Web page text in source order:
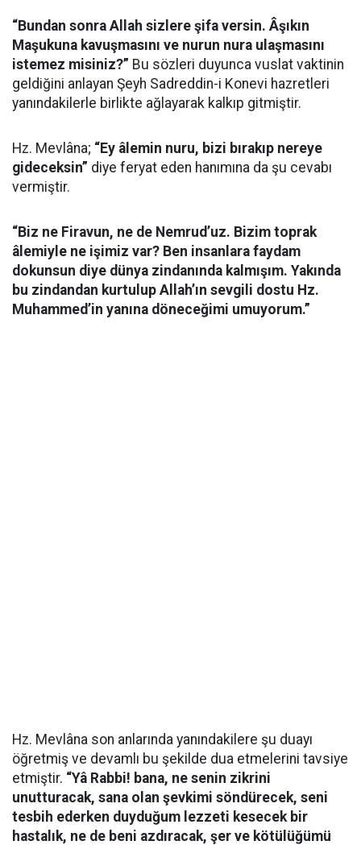
“Bundan sonra Allah sizlere şifa versin. Âşıkın
Maşukuna kavuşmasını ve nurun nura ulaşmasını
istemez misiniz?” Bu sözleri duyunca vuslat vaktinin
geldiğini anlayan Şeyh Sadreddin-i Konevi hazretleri
yanındakilerle birlikte ağlayarak kalkıp gitmiştir.
Hz. Mevlâna; “Ey âlemin nuru, bizi bırakıp nereye
gideceksin” diye feryat eden hanımına da şu cevabı
vermiştir.
“Biz ne Firavun, ne de Nemrud’uz. Bizim toprak
âlemiyle ne işimiz var? Ben insanlara faydam
dokunsun diye dünya zindanında kalmışım. Yakında
bu zindandan kurtulup Allah’ın sevgili dostu Hz.
Muhammed’in yanına döneceğimi umuyorum.”
Hz. Mevlâna son anlarında yanındakilere şu duayı
öğretmiş ve devamlı bu şekilde dua etmelerini tavsiye
etmiştir. “Yâ Rabbi! bana, ne senin zikrini
unutturacak, sana olan şevkimi söndürecek, seni
tesbih ederken duyduğum lezzeti kesecek bir
hastalık, ne de beni azdıracak, şer ve kötülüğümü